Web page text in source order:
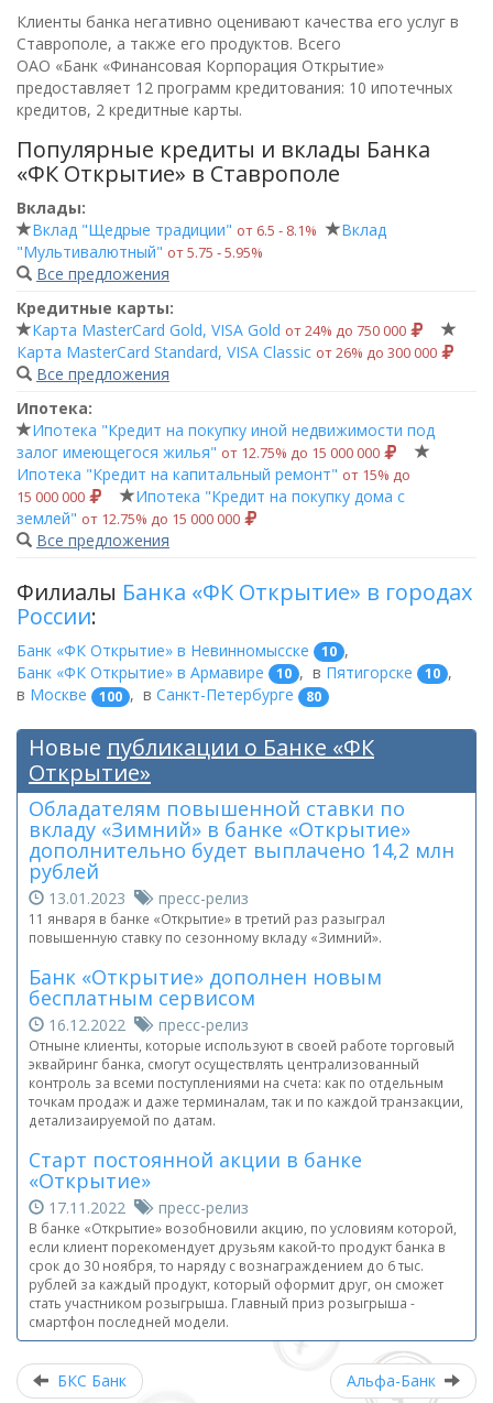
Клиенты банка негативно оценивают качества его услуг в
Ставрополе, а также его продуктов. Всего
ОАО «Банк «Финансовая Корпорация Открытие»
предоставляет 12 программ кредитования: 10 ипотечных
кредитов, 2 кредитные карты.
Популярные кредиты и вклады Банка
«ФК Открытие» в Ставрополе
Вклады:
Вклад "Щедрые традиции" от 6.5 ‑ 8.1%
Вклад
"Мультивалютный" от 5.75 ‑ 5.95%
Все предложения
Кредитные карты:
Карта MasterCard Gold, VISA Gold от 24% до 750 000
Карта MasterCard Standard, VISA Classic от 26% до 300 000
Все предложения
Ипотека:
Ипотека "Кредит на покупку иной недвижимости под
залог имеющегося жилья" от 12.75% до 15 000 000
Ипотека "Кредит на капитальный ремонт" от 15% до
15 000 000
Ипотека "Кредит на покупку дома с
землей" от 12.75% до 15 000 000
Все предложения
Филиалы Банка «ФК Открытие» в городах
России:
Банк «ФК Открытие» в Невинномысске 10 ,
Банк «ФК Открытие» в Армавире
10 , в Пятигорске 10 ,
в Москве 100 , в Санкт-Петербурге 80
Новые публикации о Банке «ФК
Открытие»
Обладателям повышенной ставки по
вкладу «Зимний» в банке «Открытие»
дополнительно будет выплачено 14,2 млн
рублей
13.01.2023 пресс-релиз
11 января в банке «Открытие» в третий раз разыграл
повышенную ставку по сезонному вкладу «Зимний».
Банк «Открытие» дополнен новым
бесплатным сервисом
16.12.2022 пресс-релиз
Отныне клиенты, которые используют в своей работе торговый
эквайринг банка, смогут осуществлять централизованный
контроль за всеми поступлениями на счета: как по отдельным
точкам продаж и даже терминалам, так и по каждой транзакции,
детализаируемой по датам.
Старт постоянной акции в банке
«Открытие»
17.11.2022 пресс-релиз
В банке «Открытие» возобновили акцию, по условиям которой,
если клиент порекомендует друзьям какой-то продукт банка в
срок до 30 ноября, то наряду с вознаграждением до 6 тыс.
рублей за каждый продукт, который оформит друг, он сможет
стать участником розыгрыша. Главный приз розыгрыша -
смартфон последней модели.
БКС Банк Альфа-Банк